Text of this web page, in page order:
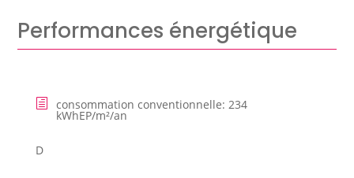
Performances énergétique
consommation conventionnelle: 234
kWhEP/m²/an
D